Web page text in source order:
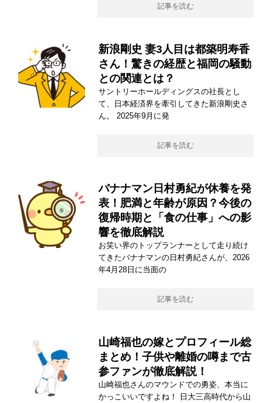
記事を読む
新浪剛史 妻3人目は都築明寿香
さん！驚きの経歴と福岡の騒動
との関連とは？
サントリーホールディングスの社長とし
て、日本経済界を牽引してきた新浪剛史さ
ん。 2025年9月に発
記事を読む
バナナマン日村勇紀が休養を発
表！肥満と年齢が原因？今後の
復帰時期と「食の仕事」への影
響を徹底解説
お笑い界のトップランナーとして走り続け
てきたバナナマンの日村勇紀さんが、2026
年4月28日に当面の
記事を読む
山崎福也の嫁とプロフィール総
まとめ！子供や離婚の噂まで古
参ファンが徹底解説！
山崎福也さんのマウンドでの勇姿、本当に
かっこいいですよね！ 日大三高時代から山